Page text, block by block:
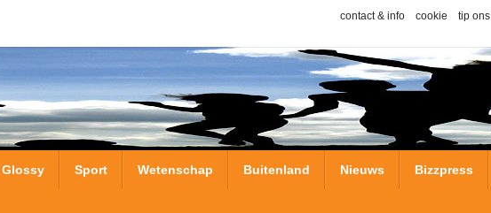
contact & info cookie tip ons
Glossy Sport Wetenschap Buitenland Nieuws Bizzpress